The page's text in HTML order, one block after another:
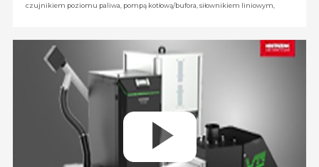
czujnikiem poziomu paliwa, pompą kotłową/bufora, siłownikiem liniowym,
(opcja), pompą cyrkulacyjną (opcja), buforem (opcja).
Wyposażenie opcjonalne: czujnik temperatury zewnętrznej, czujnik c.o.,
czujnik c.w.u.,czujnik temperatury powrotu, kolorowy panel pokojowy
ecoSTER TOUCH z funkcją zdalnego sterowania kotła, termostat pokojowy
programowalny tygodniowy bezprzewodowy, termostat pokojowy
programowalny tygodniowy przewodowy, czujnik temperatury z regulacją,
zestaw sondy lambda EcoLAMBDA, dodatkowy moduł rozszerzeniowy (B),
dodatkowy moduł rozszerzeniowy (C), moduł internetowy EcoNET.